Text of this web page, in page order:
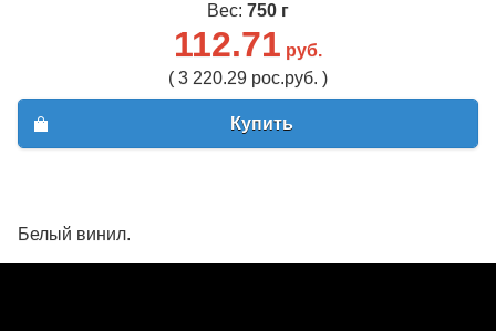
Вес: 750 г
112.71 руб.
( 3 220.29 рос.руб. )
Купить
Белый винил.